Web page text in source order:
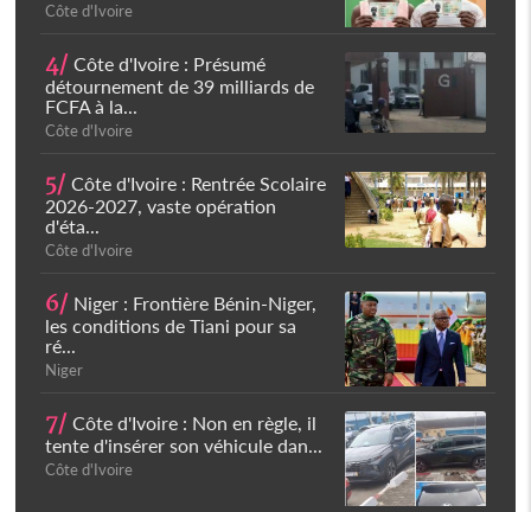
Côte d'Ivoire
4/ Côte d'Ivoire : Présumé
détournement de 39 milliards de
FCFA à la...
Côte d'Ivoire
5/ Côte d'Ivoire : Rentrée Scolaire
2026-2027, vaste opération
d'éta...
Côte d'Ivoire
6/ Niger : Frontière Bénin-Niger,
les conditions de Tiani pour sa
ré...
Niger
7/ Côte d'Ivoire : Non en règle, il
tente d'insérer son véhicule dan...
Côte d'Ivoire